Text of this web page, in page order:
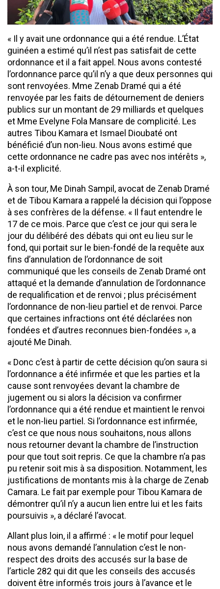
« Il y avait une ordonnance qui a été rendue. L’État
guinéen a estimé qu’il n’est pas satisfait de cette
ordonnance et il a fait appel. Nous avons contesté
l’ordonnance parce qu’il n’y a que deux personnes qui
sont renvoyées. Mme Zenab Dramé qui a été
renvoyée par les faits de détournement de deniers
publics sur un montant de 29 milliards et quelques
et Mme Evelyne Fola Mansare de complicité. Les
autres Tibou Kamara et Ismael Dioubaté ont
bénéficié d’un non-lieu. Nous avons estimé que
cette ordonnance ne cadre pas avec nos intérêts »,
a-t-il explicité.
À son tour, Me Dinah Sampil, avocat de Zenab Dramé
et de Tibou Kamara a rappelé la décision qui l’oppose
à ses confrères de la défense. « Il faut entendre le
17 de ce mois. Parce que c’est ce jour qui sera le
jour du délibéré des débats qui ont eu lieu sur le
fond, qui portait sur le bien-fondé de la requête aux
fins d’annulation de l’ordonnance de soit
communiqué que les conseils de Zenab Dramé ont
attaqué et la demande d’annulation de l’ordonnance
de requalification et de renvoi ; plus précisément
l’ordonnance de non-lieu partiel et de renvoi. Parce
que certaines infractions ont été déclarées non
fondées et d’autres reconnues bien-fondées », a
ajouté Me Dinah.
« Donc c’est à partir de cette décision qu’on saura si
l’ordonnance a été infirmée et que les parties et la
cause sont renvoyées devant la chambre de
jugement ou si alors la décision va confirmer
l’ordonnance qui a été rendue et maintient le renvoi
et le non-lieu partiel. Si l’ordonnance est infirmée,
c’est ce que nous nous souhaitons, nous allons
nous retourner devant la chambre de l’instruction
pour que tout soit repris. Ce que la chambre n’a pas
pu retenir soit mis à sa disposition. Notamment, les
justifications de montants mis à la charge de Zenab
Camara. Le fait par exemple pour Tibou Kamara de
démontrer qu’il n’y a aucun lien entre lui et les faits
poursuivis », a déclaré l’avocat.
Allant plus loin, il a affirmé : « le motif pour lequel
nous avons demandé l’annulation c’est le non-
respect des droits des accusés sur la base de
l’article 282 qui dit que les conseils des accusés
doivent être informés trois jours à l’avance et le